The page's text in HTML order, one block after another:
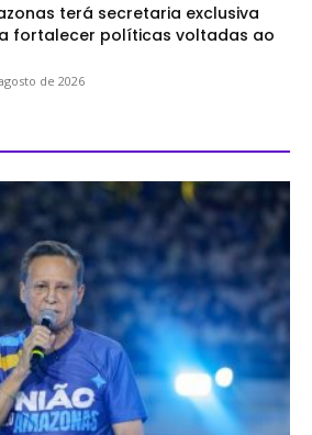
terá secretaria exclusiva
fortalecer políticas voltadas ao
de 2026